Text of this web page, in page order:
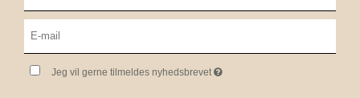
Jeg vil gerne tilmeldes nyhedsbrevet